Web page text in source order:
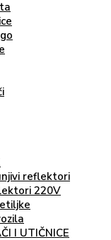
reflektori
220V
I UTIČNICE